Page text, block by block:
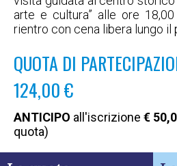
arte e cultura” alle ore
rientro con cena libera lungo il
QUOTA DI
124,00 €
ANTICIPO all'iscrizione €
quota)